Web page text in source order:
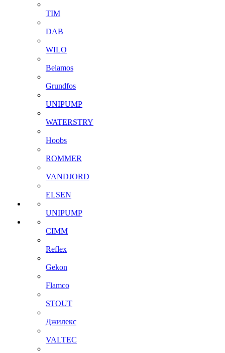
TIM
DAB
WILO
Belamos
Grundfos
UNIPUMP
WATERSTRY
Hoobs
ROMMER
VANDJORD
ELSEN
UNIPUMP
CIMM
Reflex
Gekon
Flamco
STOUT
Джилекс
VALTEC